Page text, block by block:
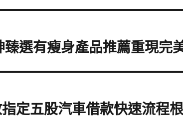
選有瘦身產品推薦重現完
定五股汽車借款快速流程